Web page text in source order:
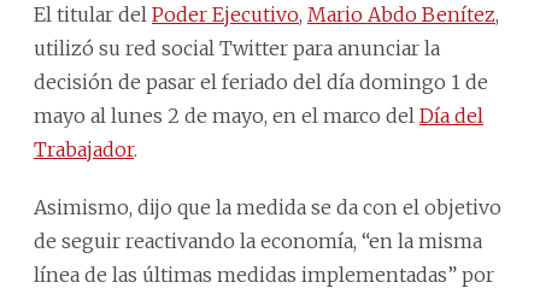
El titular del Poder Ejecutivo, Mario Abdo Benítez,
utilizó su red social Twitter para anunciar la
decisión de pasar el feriado del día domingo 1 de
mayo al lunes 2 de mayo, en el marco del Día del
Trabajador.
Asimismo, dijo que la medida se da con el objetivo
de seguir reactivando la economía, “en la misma
línea de las últimas medidas implementadas” por